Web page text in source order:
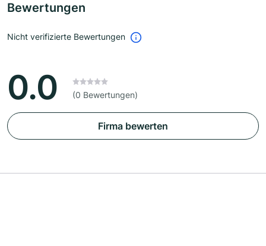
Bewertungen
Nicht verifizierte Bewertungen
0.0 (0 Bewertungen)
Firma bewerten